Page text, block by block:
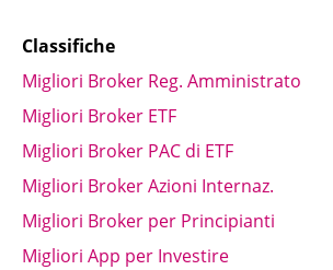
Classifiche
Migliori Broker Reg. Amministrato
Migliori Broker ETF
Migliori Broker PAC di ETF
Migliori Broker Azioni Internaz.
Migliori Broker per Principianti
Migliori App per Investire